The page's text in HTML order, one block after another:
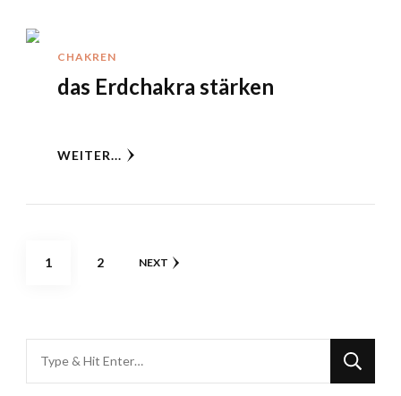
CHAKREN
das Erdchakra stärken
WEITER...
1 2 NEXT